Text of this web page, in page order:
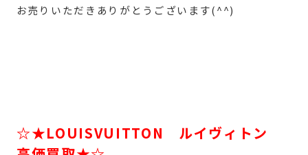
お売りいただきありがとうございます(^^)
☆★LOUISVUITTON ルイヴィトン